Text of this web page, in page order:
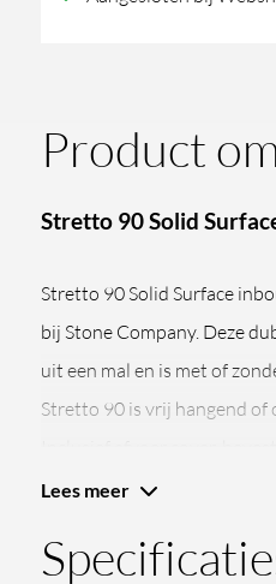
Product
Stretto 90 Solid
Stretto 90 Solid Surface
bij Stone Company. Deze
uit een mal en is met of
Stretto 90 is vrij hangend of
ter bevestiging sifon
Afmeting905 x
Materiaal
Lees meer